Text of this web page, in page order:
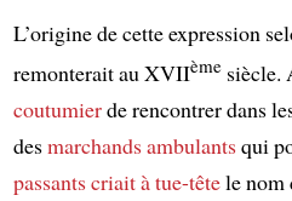
L’origine de cette expression
remonterait au XVIIèmesiècle.
coutumierde rencontrer dans
desmarchands ambulantsqui
passantscriaità tue-têtele nom